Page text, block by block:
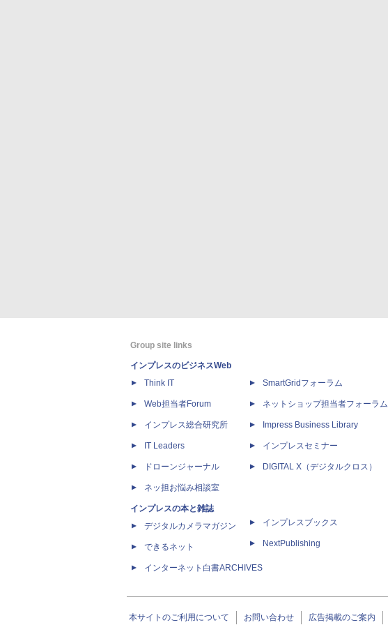
Group site links
インプレスのビジネスWeb
Think IT
Web担当者Forum
インプレス総合研究所
IT Leaders
ドローンジャーナル
ネッ担お悩み相談室
インプレスの本と雑誌
デジタルカメラマガジン
できるネット
インターネット白書ARCHIVES
SmartGridフォーラム
ネットショップ担当者フォーラム
Impress Business Library
インプレスセミナー
DIGITAL X（デジタルクロス）
インプレスブックス
NextPublishing
本サイトのご利用について お問い合わせ 広告掲載のご案内